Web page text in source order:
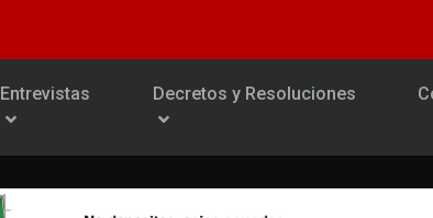
Entrevistas Decretos y Resoluciones